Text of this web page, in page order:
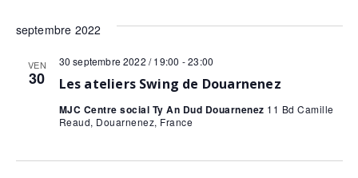
date.
septembre 2022
VEN
30 Les ateliers Swing de Douarnenez
30 septembre 2022 / 19:00 -23:00
MJC Centre social Ty An Dud Douarnenez 11 Bd Camille
Reaud, Douarnenez, France